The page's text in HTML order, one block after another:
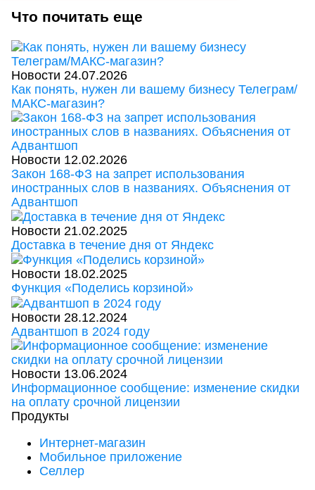
Что почитать еще
Новости 24.07.2026
Как понять, нужен ли вашему бизнесу Телеграм/
МАКС-магазин?
Новости 12.02.2026
Закон 168-ФЗ на запрет использования
иностранных слов в названиях. Объяснения от
Адвантшоп
Новости 21.02.2025
Доставка в течение дня от Яндекс
Новости 18.02.2025
Функция «Поделись корзиной»
Новости 28.12.2024
Адвантшоп в 2024 году
Новости 13.06.2024
Информационное сообщение: изменение скидки
на оплату срочной лицензии
Продукты
Интернет-магазин
Мобильное приложение
Селлер